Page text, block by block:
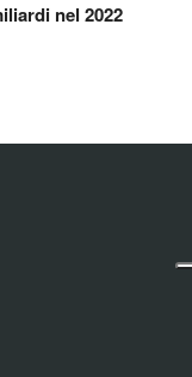
nel 2022